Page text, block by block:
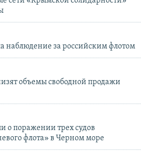
наблюдение за российским флотом
объемы свободной продажи
о поражении трех судов
флота» в Черном море